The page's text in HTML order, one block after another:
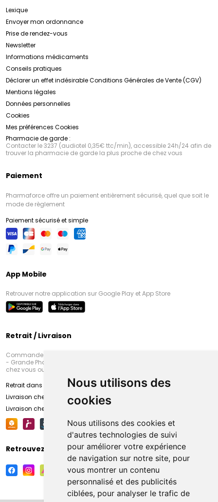
Nous utilisons des
cookies
Nous utilisons des cookies et
d'autres technologies de suivi
pour améliorer votre expérience
de navigation sur notre site, pour
vous montrer un contenu
personnalisé et des publicités
ciblées, pour analyser le trafic de
Lexique
Envoyer mon ordonnance
Prise de rendez-vous
Newsletter
Informations médicaments
Conseils pratiques
Déclarer un effet indésirableConditions Générales de Vente (CGV)
Mentions légales
Données personnelles
Cookies
Mes préférences Cookies
Pharmacie de garde :
Contacter le 3237 (audiotel 0,35€ ttc/min), accessible 24h/24 afin de
trouver la pharmacie de garde la plus proche de chez vous
Paiement
Pharmaforce offre un paiement entièrement sécurisé, quel que soit le
mode de règlement
Paiement sécurisé et simple
App Mobile
Retrouver notre application sur Google Play et App Store
Retrait / Livraison
Commandez en ligne et venez chercher votre commande à Amiens
- Grande Pharmacie d’Amiens (Fachon) ou recevez-là rapidement
chez vous ou en point retrait
Retrait dans la pharmacie d’Amiens
Livraison chez vous
Livraison chez votre commerçant
Retrouvez-nous sur vos réseaux sociaux